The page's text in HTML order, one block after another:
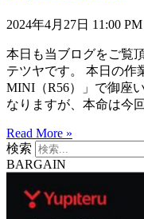
2024年4月27日 11:00 PM
本日も当ブログをご覧
テツヤです。 本日の作
MINI（R56）」で御座
なりますが、本命は今
Read More »
検索
BARGAIN